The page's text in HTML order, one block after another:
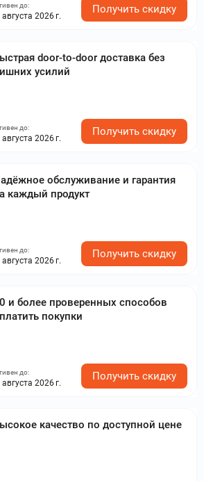
до:
августа 2026 г.
Получить скидку
door-to-door доставка без
усилий
до:
августа 2026 г.
Получить скидку
обслуживание и гарантия
каждый продукт
до:
августа 2026 г.
Получить скидку
и более проверенных способов
покупки
до:
августа 2026 г.
Получить скидку
качество по доступной цене